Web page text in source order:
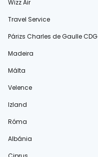
Wizz Air
Travel Service
Párizs Charles de Gaulle CDG
Madeira
Málta
Velence
Izland
Róma
Albánia